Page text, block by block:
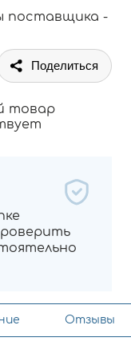
поставщика -
Поделиться
товар
Отзывы